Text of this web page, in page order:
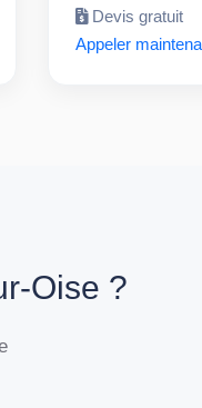
Devis gratuit
Appeler
Oise ?